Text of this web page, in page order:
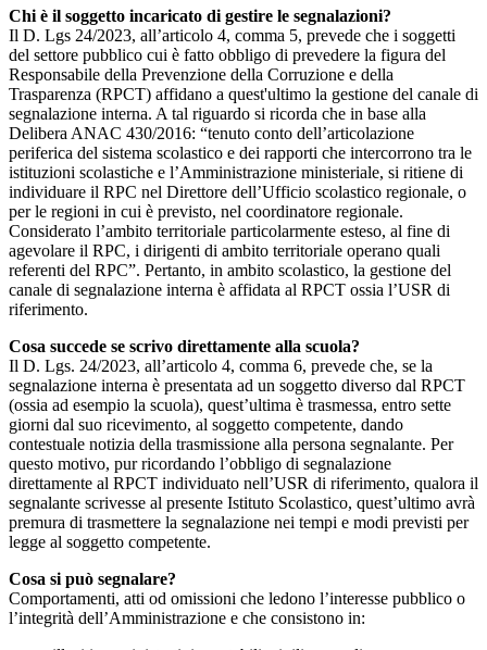
Chi è il soggetto incaricato di gestire le segnalazioni?
Il D. Lgs 24/2023, all’articolo 4, comma 5, prevede che i soggetti
del settore pubblico cui è fatto obbligo di prevedere la figura del
Responsabile della Prevenzione della Corruzione e della
Trasparenza (RPCT) affidano a quest'ultimo la gestione del canale di
segnalazione interna. A tal riguardo si ricorda che in base alla
Delibera ANAC 430/2016: “tenuto conto dell’articolazione
periferica del sistema scolastico e dei rapporti che intercorrono tra le
istituzioni scolastiche e l’Amministrazione ministeriale, si ritiene di
individuare il RPC nel Direttore dell’Ufficio scolastico regionale, o
per le regioni in cui è previsto, nel coordinatore regionale.
Considerato l’ambito territoriale particolarmente esteso, al fine di
agevolare il RPC, i dirigenti di ambito territoriale operano quali
referenti del RPC”. Pertanto, in ambito scolastico, la gestione del
canale di segnalazione interna è affidata al RPCT ossia l’USR di
riferimento.
Cosa succede se scrivo direttamente alla scuola?
Il D. Lgs. 24/2023, all’articolo 4, comma 6, prevede che, se la
segnalazione interna è presentata ad un soggetto diverso dal RPCT
(ossia ad esempio la scuola), quest’ultima è trasmessa, entro sette
giorni dal suo ricevimento, al soggetto competente, dando
contestuale notizia della trasmissione alla persona segnalante. Per
questo motivo, pur ricordando l’obbligo di segnalazione
direttamente al RPCT individuato nell’USR di riferimento, qualora il
segnalante scrivesse al presente Istituto Scolastico, quest’ultimo avrà
premura di trasmettere la segnalazione nei tempi e modi previsti per
legge al soggetto competente.
Cosa si può segnalare?
Comportamenti, atti od omissioni che ledono l’interesse pubblico o
l’integrità dell’Amministrazione e che consistono in: